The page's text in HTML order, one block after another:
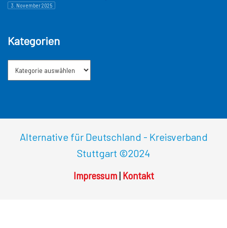
3. November 2025
Kategorien
Alternative für Deutschland - Kreisverband
Stuttgart ©2024
Impressum| Kontakt